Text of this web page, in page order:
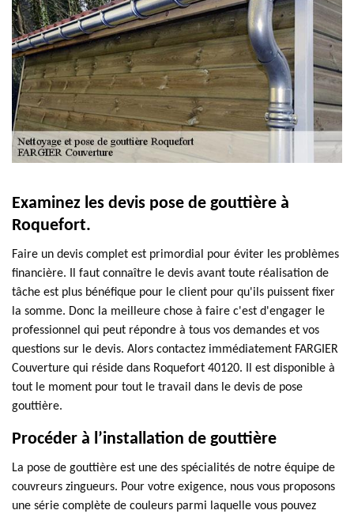
Examinez les devis pose de gouttière à
Roquefort.
Faire un devis complet est primordial pour éviter les problèmes
financière. Il faut connaître le devis avant toute réalisation de
tâche est plus bénéfique pour le client pour qu'ils puissent fixer
la somme. Donc la meilleure chose à faire c'est d'engager le
professionnel qui peut répondre à tous vos demandes et vos
questions sur le devis. Alors contactez immédiatement FARGIER
Couverture qui réside dans Roquefort 40120. Il est disponible à
tout le moment pour tout le travail dans le devis de pose
gouttière.
Procéder à l’installation de gouttière
La pose de gouttière est une des spécialités de notre équipe de
couvreurs zingueurs. Pour votre exigence, nous vous proposons
une série complète de couleurs parmi laquelle vous pouvez